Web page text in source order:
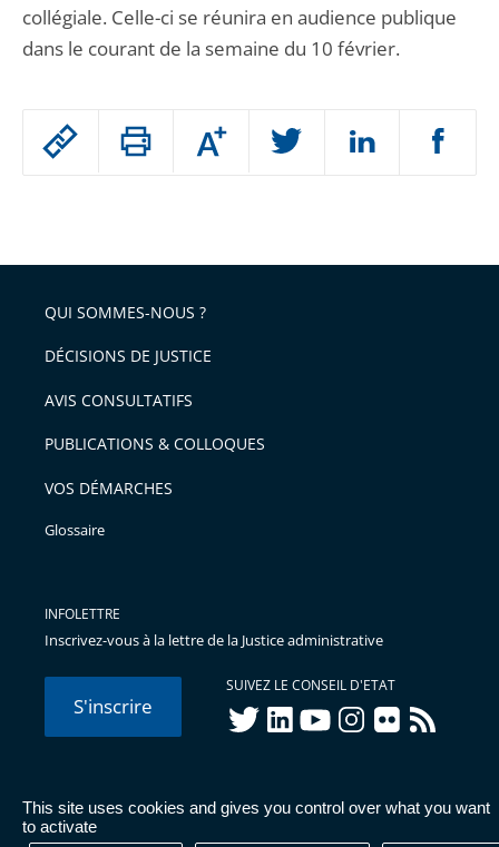
This site uses cookies and gives you control over what you want
to activate
Passer
arriver
après
Augmenter
ou
l'article
pour
avant
collégiale. Celle-ci se réunira en audience publique
dans le courant de la semaine du 10 février.
QUI SOMMES-NOUS ?
DÉCISIONS DE JUSTICE
AVIS CONSULTATIFS
PUBLICATIONS & COLLOQUES
VOS DÉMARCHES
Glossaire
INFOLETTRE
Inscrivez-vous à la lettre de la Justice administrative
S'inscrire
SUIVEZ LE CONSEIL D'ETAT
twitterlinkedInyoutubeinstagram
flickr rss
© Conseil d'État 2026 - Mentions légales
Données
personnelles-Publications administratives-Accessibilité :